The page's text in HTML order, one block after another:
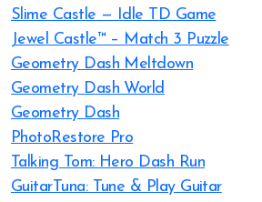
Slime Castle — Idle TD Game
Jewel Castle™ – Match 3 Puzzle
Geometry Dash Meltdown
Geometry Dash World
Geometry Dash
PhotoRestore Pro
Talking Tom: Hero Dash Run
GuitarTuna: Tune & Play Guitar